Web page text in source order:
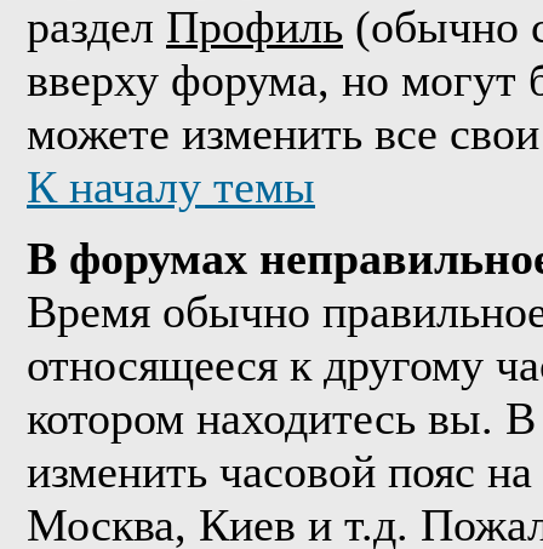
раздел Профиль (обычно
вверху форума, но
можете изменить все
К началу темы
В форумах
Время обычно
относящееся к другому
котором находитесь вы.
изменить часовой пояс
Москва, Киев и т.д.